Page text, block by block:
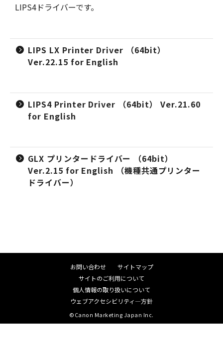
LIPS4ドライバーです。
LIPS LX Printer Driver （64bit）
Ver.22.15 for English
LIPS4 Printer Driver （64bit） Ver.21.60
for English
GLX プリンタードライバー （64bit）
Ver.2.15 for English （機種共通プリンター
ドライバー）
お問い合わせ
サイトマップ
サイトのご利用について
個人情報の取り扱いについて
ウェブアクセシビリティ―方針
©Canon Marketing Japan Inc.